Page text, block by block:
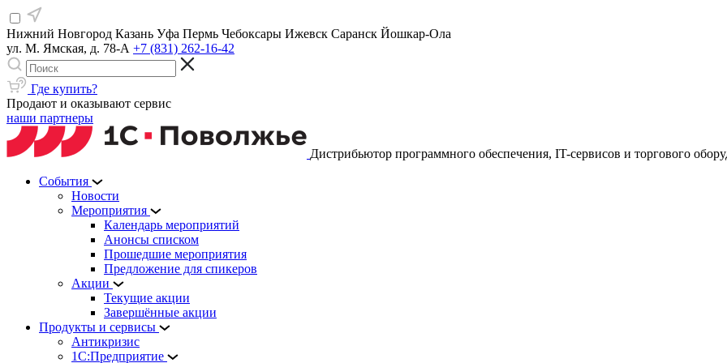
Нижний Новгород Казань Уфа Пермь Чебоксары Ижевск Саранск Йошкар-Ола
ул. М. Ямская, д. 78-А +7 (831) 262-16-42
Где купить?
Продают и оказывают сервис
наши партнеры
Дистрибьютор программного обеспечения, IT-сервисов и торгового
События
Новости
Мероприятия
Календарь мероприятий
Анонсы списком
Прошедшие мероприятия
Предложение для спикеров
Акции
Текущие акции
Завершённые акции
Продукты и сервисы
Антикризис
1С:Предприятие